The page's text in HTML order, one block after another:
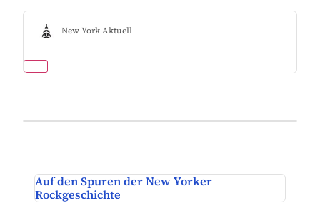
New York Aktuell
Auf den Spuren der New Yorker
Rockgeschichte